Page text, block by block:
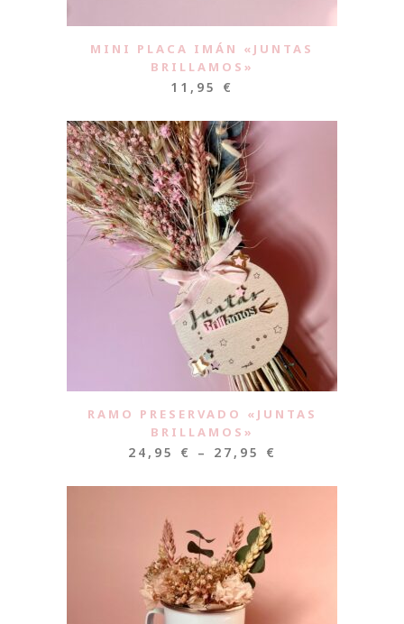
MINI PLACA IMÁN «JUNTAS
BRILLAMOS»
11,95 €
RAMO PRESERVADO «JUNTAS
BRILLAMOS»
24,95 € – 27,95 €